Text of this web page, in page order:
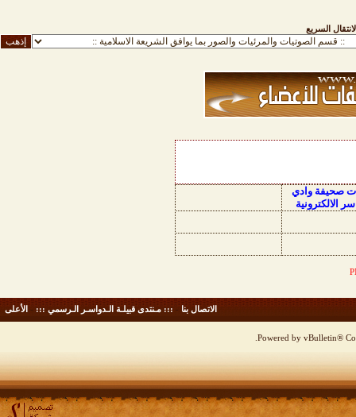
السريع
صحيفة وادي
الالكترونية
الاتصال بنا - ::: مـنتدى قبيلـة الـدواسـر الـرسمي ::: - الأعلى
Powered by vBulletin®